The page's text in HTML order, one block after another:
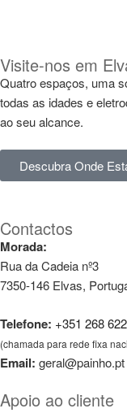
Visite-nos em
Quatro espaços, uma
todas as idades e
ao seu alcance.
Descubra Onde
Contactos
Morada:
Rua da Cadeia nº3
7350-146 Elvas,
Telefone: +351 268
(chamada para rede fixa
Email: geral@painho.pt
Apoio ao cliente